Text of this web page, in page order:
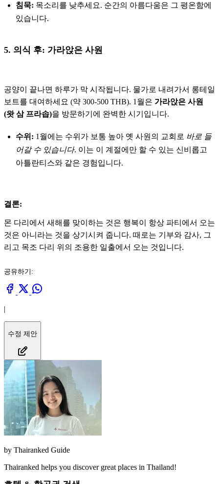
침묵: 목소리를 낮추세요. 순간의 아름다움은 그 평온함에
있습니다.
5. 의식 후: 가라앉은 사원
공양이 끝나면 하루가 막 시작됩니다. 물가로 내려가서 롱테일
보트를 대여하세요 (약 300-500 THB). 1월은 가라앉은 사원
(왓 삼 프라솝)을 방문하기에 완벽한 시기입니다.
수위: 1월에는 수위가 보통 높아 옛 사원의 교회로 바로 들
어갈 수 있습니다. 이는 이 계절에만 할 수 있는 신비롭고
아틀란티스와 같은 경험입니다.
결론:
몬 다리에서 새해를 맞이하는 것은 행복이 항상 파티에서 오는
것은 아니라는 것을 상기시켜 줍니다. 때로는 기부와 감사, 그
리고 목조 다리 위의 조용한 일출에서 오는 것입니다.
공유하기:
|
수정 제안
by Thairanked Guide
Thairanked helps you discover great places in Thailand!